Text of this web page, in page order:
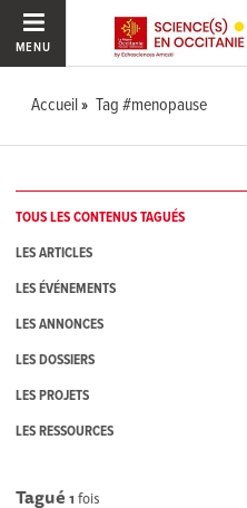
MENU
Accueil Tag #menopause
TOUS LES CONTENUS TAGUÉS
LES ARTICLES
LES ÉVÉNEMENTS
LES ANNONCES
LES DOSSIERS
LES PROJETS
LES RESSOURCES
Tagué 1 fois